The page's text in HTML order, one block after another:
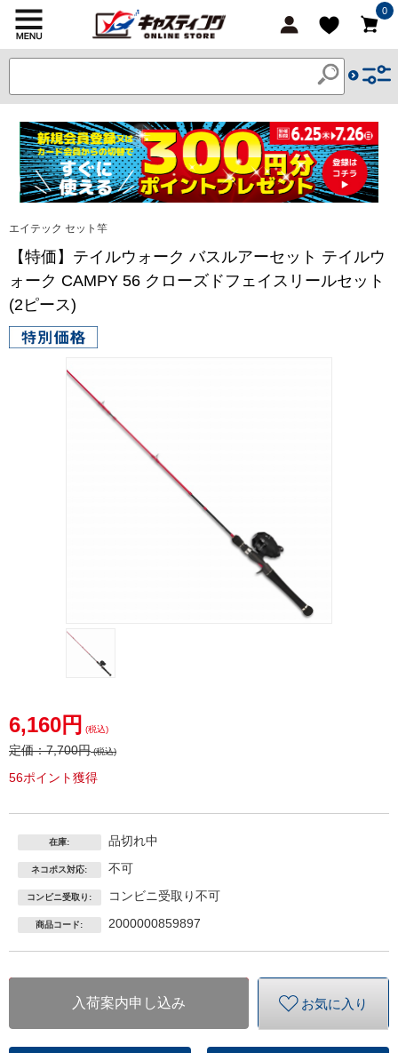
0
エイテック セット竿
【特価】テイルウォーク バスルアーセット テイルウ
ォーク CAMPY 56 クローズドフェイスリールセット
(2ピース)
6,160円 (税込)
定価：7,700円(税込)
56ポイント獲得
在庫: 品切れ中
ネコポス対応: 不可
コンビニ受取り: コンビニ受取り不可
商品コード: 2000000859897
入荷案内申し込み お気に入り